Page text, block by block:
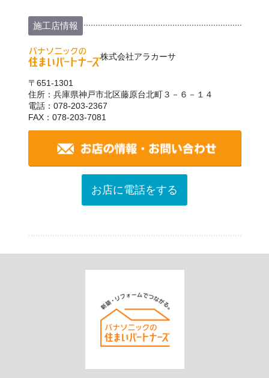
施工店情報
株式会社アラカーサ
〒651-1301
住所：兵庫県神戸市北区藤原台北町３－６－１４
電話：078-203-2367
FAX：078-203-7081
お店に電話をする